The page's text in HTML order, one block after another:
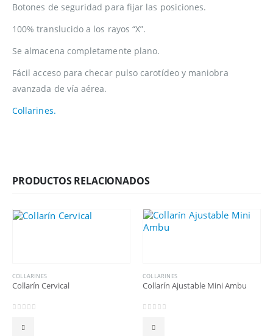
Botones de seguridad para fijar las posiciones.
100% translucido a los rayos “X”.
Se almacena completamente plano.
Fácil acceso para checar pulso carotídeo y maniobra
avanzada de vía aérea.
Collarines.
PRODUCTOS RELACIONADOS
COLLARINES
Collarín Cervical
COLLARINES
Collarín Ajustable Mini Ambu